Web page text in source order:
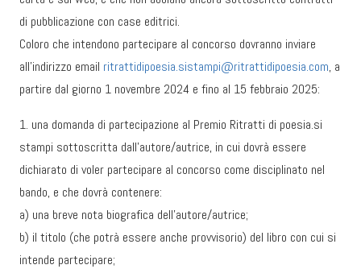
di pubblicazione con case editrici.
Coloro che intendono partecipare al concorso dovranno inviare
all’indirizzo email ritrattidipoesia.sistampi@ritrattidipoesia.com, a
partire dal giorno 1 novembre 2024 e fino al 15 febbraio 2025:
1. una domanda di partecipazione al Premio Ritratti di poesia.si
stampi sottoscritta dall’autore/autrice, in cui dovrà essere
dichiarato di voler partecipare al concorso come disciplinato nel
bando, e che dovrà contenere:
a) una breve nota biografica dell’autore/autrice;
b) il titolo (che potrà essere anche provvisorio) del libro con cui si
intende partecipare;